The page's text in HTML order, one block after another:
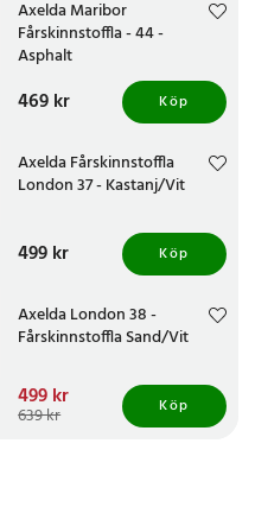
Axelda Maribor
Fårskinnstoffla - 44 -
Asphalt
Pris: 469 kr
469 kr Köp
Axelda Fårskinnstoffla
London 37 - Kastanj/Vit
Pris:499 kr
499 kr Köp
Axelda London 38 -
Fårskinnstoffla Sand/Vit
Nuvarande pris:
499 kr Tidigare pris :639 kr
499 kr
639 kr Köp